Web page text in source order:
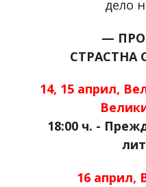
дело
—
СТРАСТНА
14, 15 април,
18:00 ч. -
16 април,